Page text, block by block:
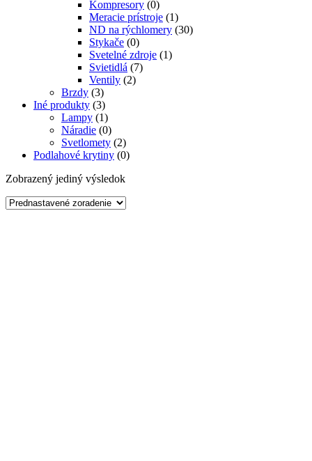
Kompresory (0)
Meracie prístroje (1)
ND na rýchlomery (30)
Stykače (0)
Svetelné zdroje (1)
Svietidlá (7)
Ventily (2)
Brzdy (3)
Iné produkty (3)
Lampy (1)
Náradie (0)
Svetlomety (2)
Podlahové krytiny (0)
Zobrazený jediný výsledok